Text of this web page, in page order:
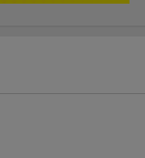
ギャップ
向上に励む